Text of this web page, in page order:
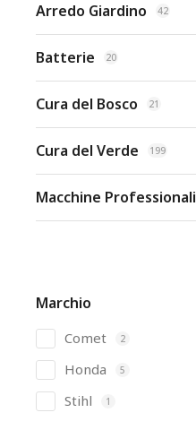
Arredo Giardino 42
Batterie 20
Cura del Bosco 21
Cura del Verde 199
Macchine Professionali
Marchio
Comet 2
Honda 5
Stihl 1